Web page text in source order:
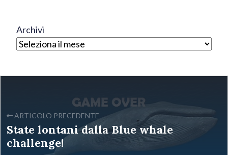
Archivi
ARTICOLO PRECEDENTE
State lontani dalla Blue whale
challenge!